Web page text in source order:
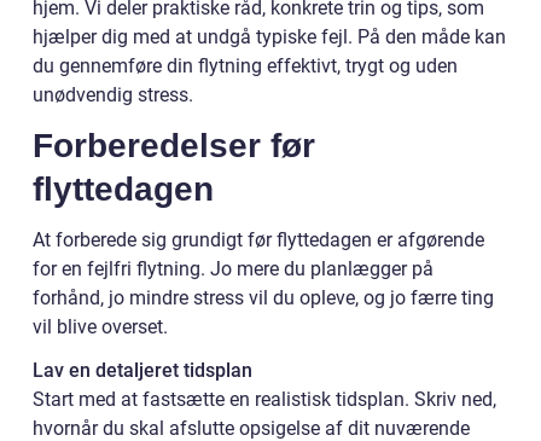
hjem. Vi deler praktiske råd, konkrete trin og tips, som
hjælper dig med at undgå typiske fejl. På den måde kan
du gennemføre din flytning effektivt, trygt og uden
unødvendig stress.
Forberedelser før
flyttedagen
At forberede sig grundigt før flyttedagen er afgørende
for en fejlfri flytning. Jo mere du planlægger på
forhånd, jo mindre stress vil du opleve, og jo færre ting
vil blive overset.
Lav en detaljeret tidsplan
Start med at fastsætte en realistisk tidsplan. Skriv ned,
hvornår du skal afslutte opsigelse af dit nuværende